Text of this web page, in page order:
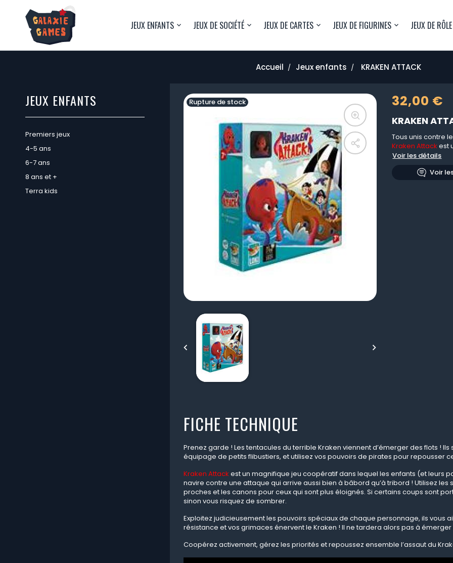
JEUX ENFANTS JEUX DE SOCIÉTÉ JEUX DE CARTES JEUX DE FIGURINES JEUX DE RÔLE
Accueil Jeux enfants KRAKEN ATTACK
JEUX ENFANTS
Premiers jeux
4-5 ans
6-7 ans
8 ans et +
Terra kids
 
Rupture de stock 32,00 €
KRAKEN
Tous unis contre
Kraken Attack est
Voir les détails
Voir
FICHE TECHNIQUE
Prenez garde ! Les tentacules du terrible Kraken viennent d’émerger des flots !
équipage de petits flibustiers, et utilisez vos pouvoirs de pirates pour repousser
Kraken Attack est un magnifique jeu coopératif dans lequel les enfants (et leurs
navire contre une attaque qui arrive aussi bien à bâbord qu’à tribord ! Utilisez
proches et les canons pour ceux qui sont plus éloignés. Si certains coups sont
sinon vous risquez de sombrer.
Exploitez judicieusement les pouvoirs spéciaux de chaque personnage, ils vous
résistance et vos grimaces énervent le Kraken ! Il ne tardera alors pas à
Coopérez activement, gérez les priorités et repoussez ensemble l’assaut du